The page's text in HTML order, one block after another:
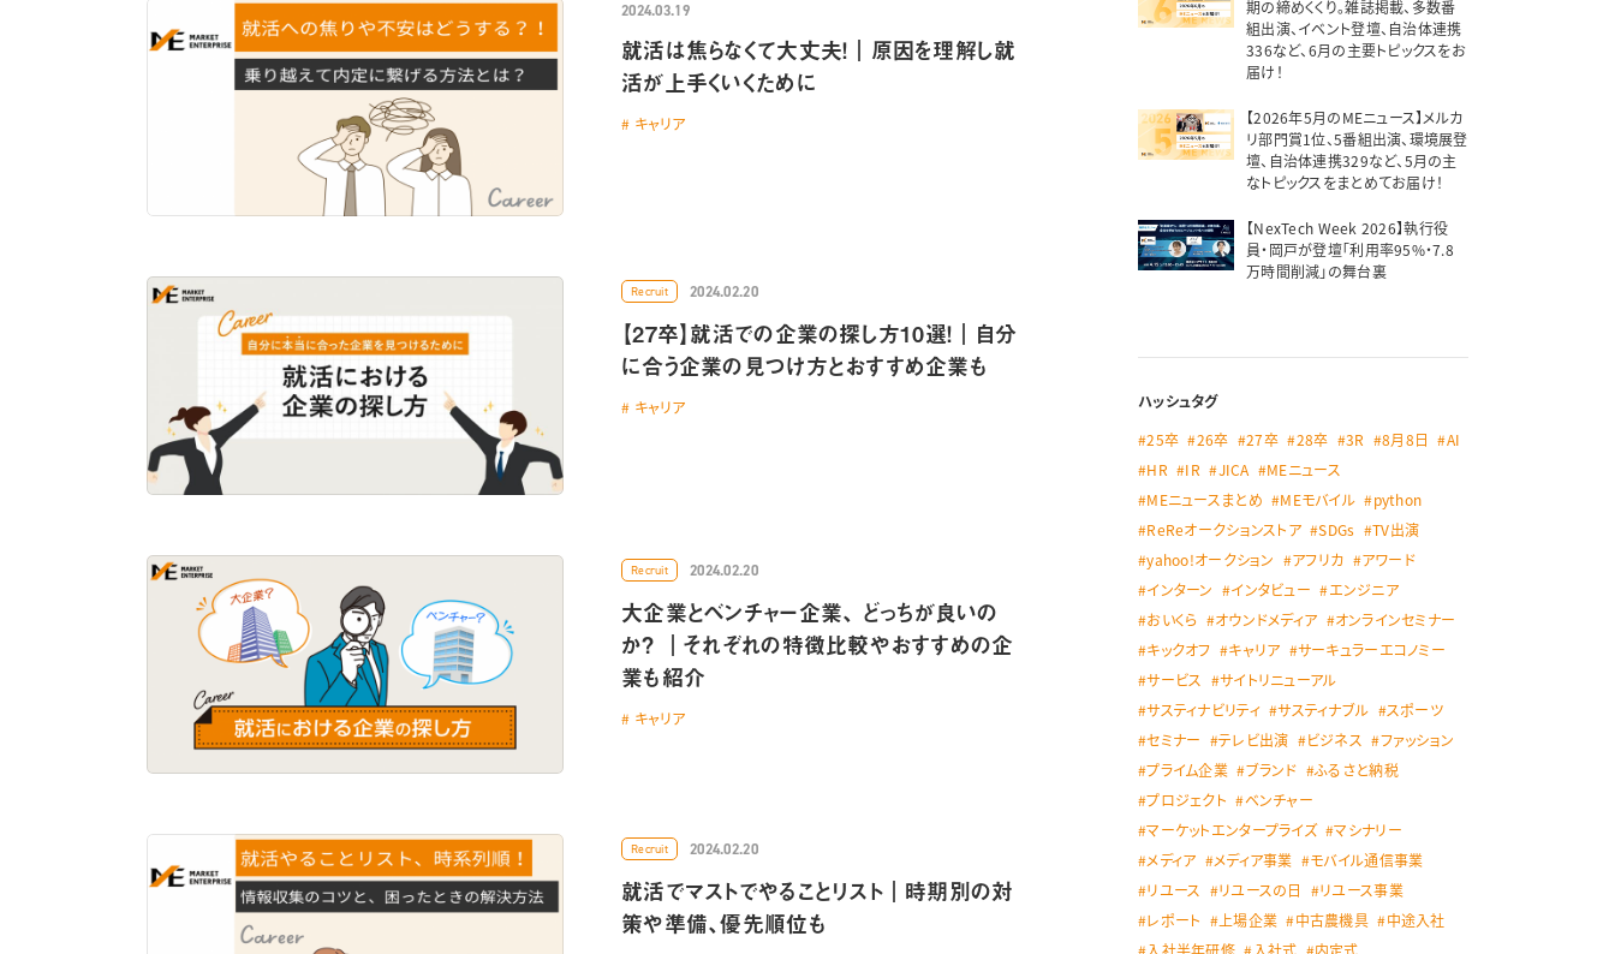
2024.03.19
就活は焦らなくて大丈夫！｜原因を理解し就
活が上手くいくために
キャリア
Recruit 2024.02.20
【27卒】就活での企業の探し方10選！｜自分
に合う企業の見つけ方とおすすめ企業も
キャリア
Recruit 2024.02.20
大企業とベンチャー企業、 どっちが良いの
か？ ｜それぞれの特徴比較やおすすめの企
業も紹介
キャリア
Recruit 2024.02.20
就活でマストでやることリスト｜時期別の対
策や準備、優先順位も
期の締めくくり。雑誌掲載、多数番
組出演、イベント登壇、自治体連携
336など、6月の主要トピックスをお
届け！
【2026年5月のMEニュース】メルカ
リ部門賞1位、5番組出演、環境展登
壇、自治体連携329など、5月の主
なトピックスをまとめてお届け！
【NexTech Week 2026】執行役
員・岡戸が登壇「利用率95%・7.8
万時間削減」の舞台裏
ハッシュタグ
25卒
26卒 27卒 28卒 3R 8月8日
AI
HR
IR JICA
MEニュース
MEニュースまとめ
MEモバイル
python
ReReオークションストア
SDGs
TV出演
yahoo!オークション
アフリカ
アワード
インターン
インタビュー
エンジニア
おいくら
オウンドメディア
オンラインセミナー
キックオフ
キャリア
サーキュラーエコノミー
サービス
サイトリニューアル
サスティナビリティ
サスティナブル
スポーツ
セミナー
テレビ出演 ビジネス
ファッション
プライム企業
ブランド
ふるさと納税
プロジェクト
ベンチャー
マーケットエンタープライズ
マシナリー
メディア
メディア事業
モバイル通信事業
リユース
リユースの日
リユース事業
レポート
上場企業 中古農機具
中途入社